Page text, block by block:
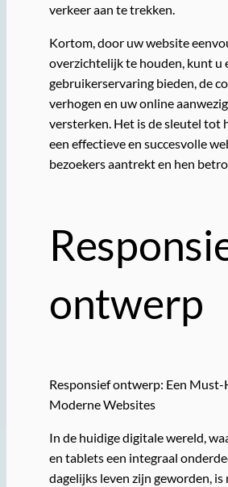
verkeer aan te trekken.
Kortom, door uw website
overzichtelijk te houden, kunt u
gebruikerservaring bieden, de
verhogen en uw online
versterken. Het is de sleutel tot
een effectieve en succesvolle
bezoekers aantrekt en hen
ontwerp
Responsief ontwerp: Een Must-
Moderne Websites
In de huidige digitale wereld,
en tablets een integraal
dagelijks leven zijn geworden, is